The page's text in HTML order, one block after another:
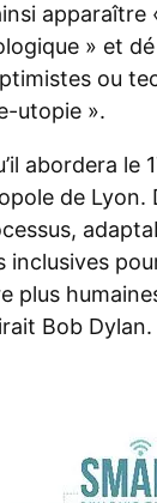
apparaître
» et
ou
utopie ».
abordera
de
inclusives
plus
Bob Dylan.